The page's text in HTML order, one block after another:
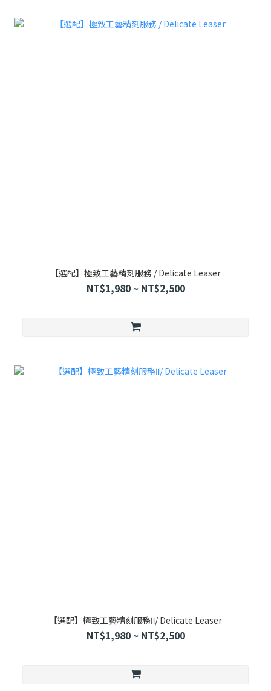
【選配】極致工藝精刻服務 / Delicate Leaser
NT$1,980 ~ NT$2,500
【選配】極致工藝精刻服務Ⅱ/ Delicate Leaser
NT$1,980 ~ NT$2,500